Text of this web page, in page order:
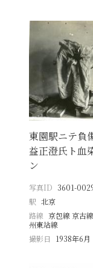
東園駅ニテ負
益正澄氏ト血
ン
写真ID 3601-
駅 北京
路線 京包線 京古
州東站線
撮影日
1938年6月